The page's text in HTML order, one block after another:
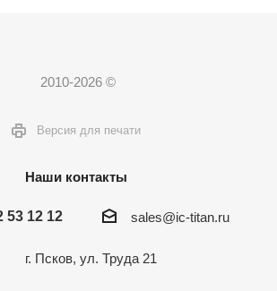
2010-2026 ©
Версия для печати
Наши контакты
53 12 12 sales@ic-titan.ru
г. Псков, ул. Труда 21